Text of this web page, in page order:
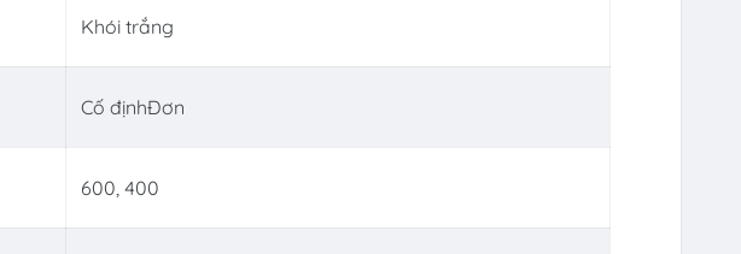
Khói trắng
Cố địnhĐơn
600, 400